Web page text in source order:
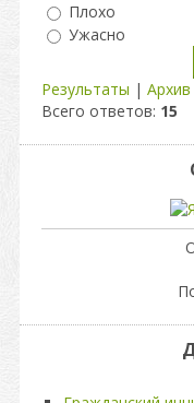
Плохо
Ужасно
Результаты |
Всего ответов: 15